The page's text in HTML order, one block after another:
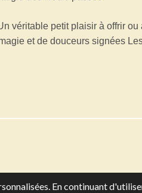
En continuant
véritable petit plaisir à offrir ou
et de douceurs signées